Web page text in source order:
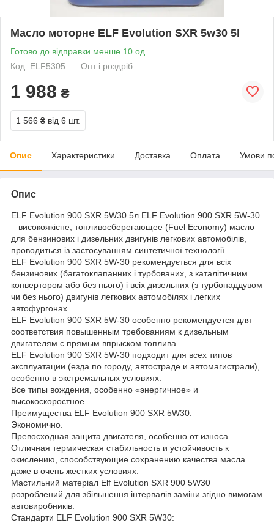
Масло моторне ELF Evolution SXR 5w30 5l
Готово до відправки менше 10 од.
Код: ELF5305
Опт і роздріб
1 988 ₴
1 566 ₴ від 6 шт.
Опис Характеристики Доставка Оплата Умови
Опис
ELF Evolution 900 SXR 5W30 5л ELF Evolution 900 SXR 5W-30
– високоякісне, топливосберегающее (Fuel Economy) масло
для бензинових і дизельних двигунів легкових автомобілів,
проводиться із застосуванням синтетичної технології.
ELF Evolution 900 SXR 5W-30 рекомендується для всіх
бензинових (багатоклапанних і турбованих, з каталітичним
конвертором або без нього) і всіх дизельних (з турбонаддувом
чи без нього) двигунів легкових автомобілях і легких
автофургонах.
ELF Evolution 900 SXR 5W-30 особенно рекомендуется для
соответствия повышенным требованиям к дизельным
двигателям с прямым впрыском топлива.
ELF Evolution 900 SXR 5W-30 подходит для всех типов
эксплуатации (езда по городу, автостраде и автомагистрали),
особенно в экстремальных условиях.
Все типы вождения, особенно «энергичное» и
высокоскоростное.
Преимущества ELF Evolution 900 SXR 5W30:
Экономично.
Превосходная защита двигателя, особенно от износа.
Отличная термическая стабильность и устойчивость к
окислению, способствующие сохранению качества масла
даже в очень жестких условиях.
Мастильний матеріал Elf Evolution SXR 900 5W30
розроблений для збільшення інтервалів заміни згідно вимогам
автовиробників.
Стандарти ELF Evolution 900 SXR 5W30: